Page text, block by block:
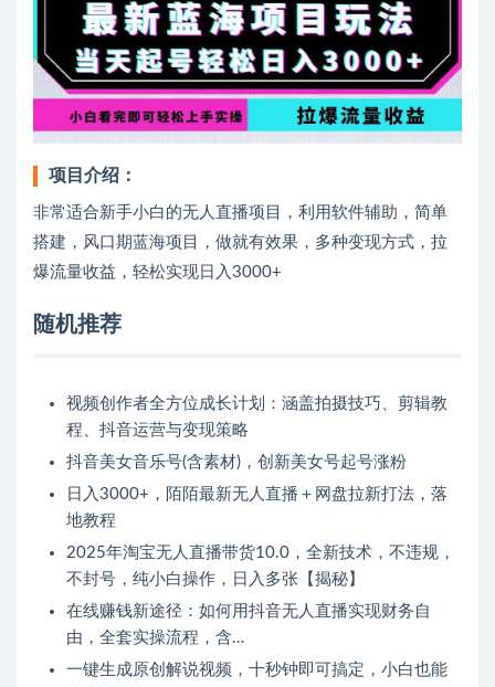
项目介绍：
非常适合新手小白的无人直播项目，利用软件辅助，简单
搭建，风口期蓝海项目，做就有效果，多种变现方式，拉
爆流量收益，轻松实现日入3000+
随机推荐
视频创作者全方位成长计划：涵盖拍摄技巧、剪辑教
程、抖音运营与变现策略
抖音美女音乐号(含素材)，创新美女号起号涨粉
日入3000+，陌陌最新无人直播＋网盘拉新打法，落
地教程
2025年淘宝无人直播带货10.0，全新技术，不违规，
不封号，纯小白操作，日入多张【揭秘】
在线赚钱新途径：如何用抖音无人直播实现财务自
由，全套实操流程，含…
一键生成原创解说视频，十秒钟即可搞定，小白也能